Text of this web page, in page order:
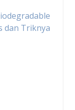
dan Triknya